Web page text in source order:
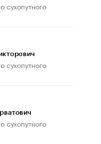
Как живет глава
сухопутного
сухопутного
сухопутного